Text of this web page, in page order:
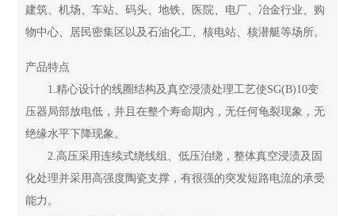
建筑、机场、车站、码头、地铁、医院、电厂、冶金行业、购
物中心、居民密集区以及石油化工、核电站、核潜艇等场所。
产品特点
1.精心设计的线圈结构及真空浸渍处理工艺使SG(B)10变
压器局部放电低，并且在整个寿命期内，无任何龟裂现象，无
绝缘水平下降现象。
2.高压采用连续式绕线组、低压泊绕，整体真空浸渍及固
化处理并采用高强度陶瓷支撑，有很强的突发短路电流的承受
能力。